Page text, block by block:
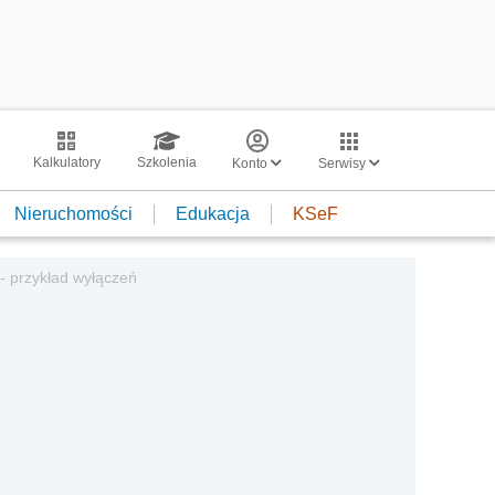
Kalkulatory Szkolenia Konto Serwisy
Nieruchomości Edukacja KSeF
wyłączeń